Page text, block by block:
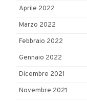
Aprile 2022
Marzo 2022
Febbraio 2022
Gennaio 2022
Dicembre 2021
Novembre 2021